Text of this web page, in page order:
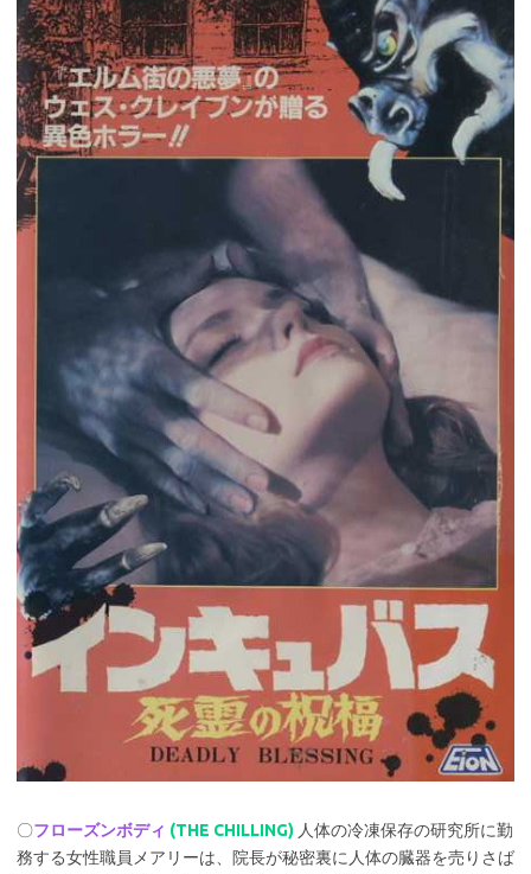
〇フローズンボディ (THE CHILLING) 人体の冷凍保存の研究所に勤
務する女性職員メアリーは、院長が秘密裏に人体の臓器を売りさば